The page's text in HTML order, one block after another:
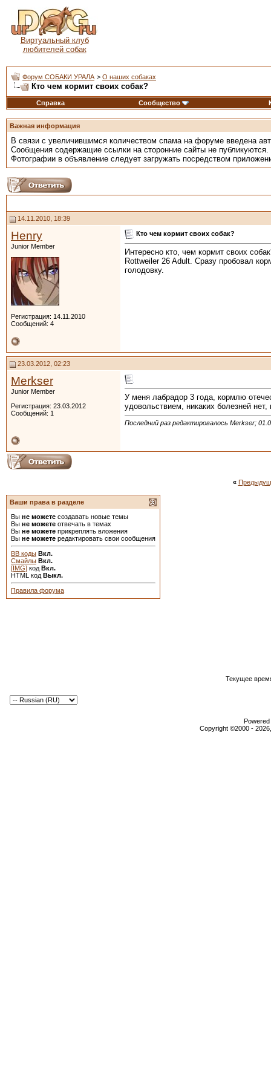
Виртуальный клуб
любителей собак
Форум СОБАКИ УРАЛА > О наших собаках
Кто чем кормит своих собак?
Справка Сообщество
Важная информация
В связи с увеличившимся количеством спама на форуме введена
Сообщения содержащие ссылки на сторонние сайты не публикуются.
Фотографии в объявление следует загружать посредством
14.11.2010, 18:39
Henry
Junior Member
Регистрация: 14.11.2010
Сообщений: 4
Кто чем кормит своих собак?
Интересно кто, чем кормит своих
Rottweiler 26 Adult. Сразу пробовал
голодовку.
23.03.2012, 02:23
Merkser
Junior Member
Регистрация: 23.03.2012
Сообщений: 1
У меня лабрадор 3 года, кормлю
удовольствием, никаких болезней
Последний раз редактировалось Merkser;
«
Ваши права в разделе
Вы не можете создавать новые темы
Вы не можете отвечать в темах
Вы не можете прикреплять вложения
Вы не можете редактировать свои сообщения
BB коды Вкл.
Смайлы Вкл.
[IMG] код Вкл.
HTML код Выкл.
Правила форума
Текущее
Copyright ©2000 -